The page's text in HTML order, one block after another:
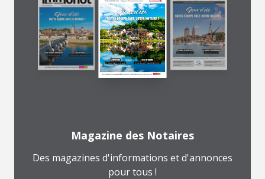
Magazine des Notaires
Des magazines d'informations et d'annonces
pour tous !